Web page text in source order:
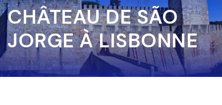
CHÂTEAU DE SÃO
JORGE À LISBONNE